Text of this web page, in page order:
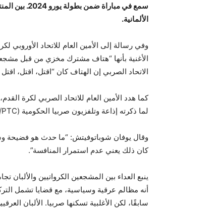
سمع في مباراة ضمن بطولة يورو 2024.
بين
الألمانية.
وفي رسالة إلى الأمين العام للاتحاد الأوروبي
الأغنية بأنها “هتاف مشترك مخزي من قبل
الاتحاد الصربي إن الهتاف كان “اقتل، اقتل،
كما هدد الأمين العام للاتحاد الصربي لكرة
لما ذكرته إذاعة وتلفزيون صربيا الحكومية (RTS/PTC)، في تعليقات نُشرت مساء الأربعاء.
وقال يوفان شوباتوفيتش: “ما حدث هو فضيحة
كان ذلك يعني عدم استمرار المنافسة”.
ينبع العداء بين المشجعين الكرواتيين
أنه مظالم عرقية وسياسية، مع قضايا تشمل
سابقًا، لكن الأغلبية تسكنها صربيا. الألبان